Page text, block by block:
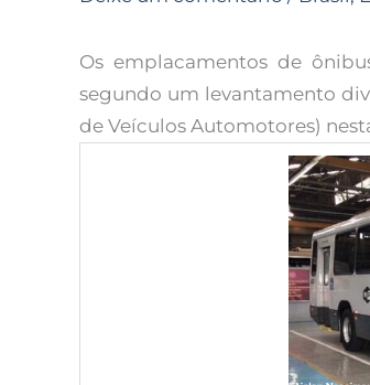
Os emplacamentos de
segundo um levantamento
de Veículos Automotores)